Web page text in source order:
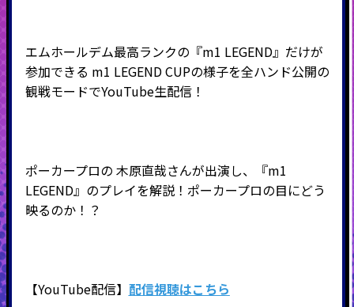
エムホールデム最高ランクの『m1 LEGEND』だけが
参加できる m1 LEGEND CUPの様子を全ハンド公開の
観戦モードでYouTube生配信！
ポーカープロの 木原直哉さんが出演し、『m1
LEGEND』のプレイを解説！ポーカープロの目にどう
映るのか！？
【YouTube配信】 配信視聴はこちら